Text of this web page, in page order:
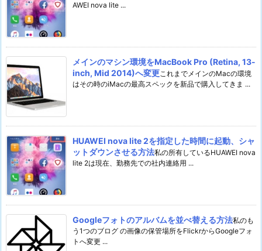
AWEI nova lite ...
メインのマシン環境をMacBook Pro (Retina, 13-
inch, Mid 2014)へ変更これまでメインのMacの環境
はその時のiMacの最高スペックを新品で購入してきま ...
HUAWEI nova lite 2を指定した時間に起動、シャ
ットダウンさせる方法私の所有しているHUAWEI nova
lite 2は現在、勤務先での社内連絡用 ...
Googleフォトのアルバムを並べ替える方法私のも
う1つのブログ の画像の保管場所をFlickrからGoogleフォ
トへ変更 ...